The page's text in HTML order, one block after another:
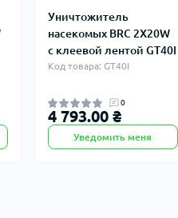
Уничтожитель
насекомых BRC 2X20W
с клеевой лентой GT40I
Код товара: GT40I
0
4 793.00 ₴
Уведомить меня